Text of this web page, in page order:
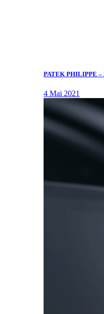
PATEK PHILIPPE –
4 Mai 2021